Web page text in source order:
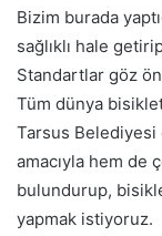
Bizim burada
sağlıklı hale
Standartlar göz
Tüm dünya
Tarsus
amacıyla hem de
bulundurup,
yapmak istiyoruz.